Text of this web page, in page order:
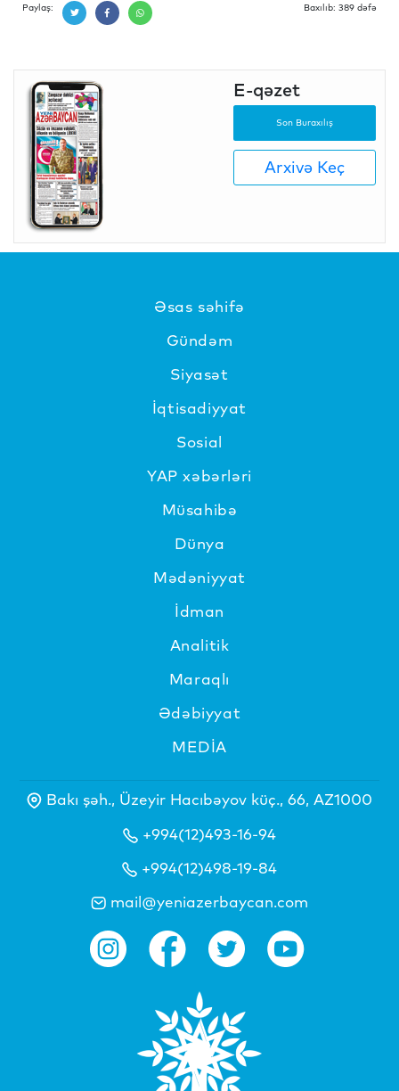
Paylaş: Baxılıb: 389 dəfə
E-qəzet
Son Buraxılış
Arxivə Keç
Əsas səhifə
Gündəm
Siyasət
İqtisadiyyat
Sosial
YAP xəbərləri
Müsahibə
Dünya
Mədəniyyat
İdman
Analitik
Maraqlı
Ədəbiyyat
MEDİA
Bakı şəh., Üzeyir Hacıbəyov küç., 66, AZ1000
+994(12)493-16-94
+994(12)498-19-84
mail@yeniazerbaycan.com